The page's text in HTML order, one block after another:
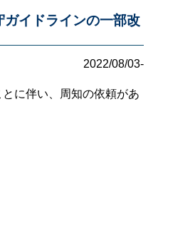
ガイドラインの一部改
2022/08/03-
に伴い、周知の依頼があ